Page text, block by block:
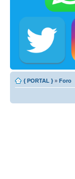
{ PORTAL } » Foro